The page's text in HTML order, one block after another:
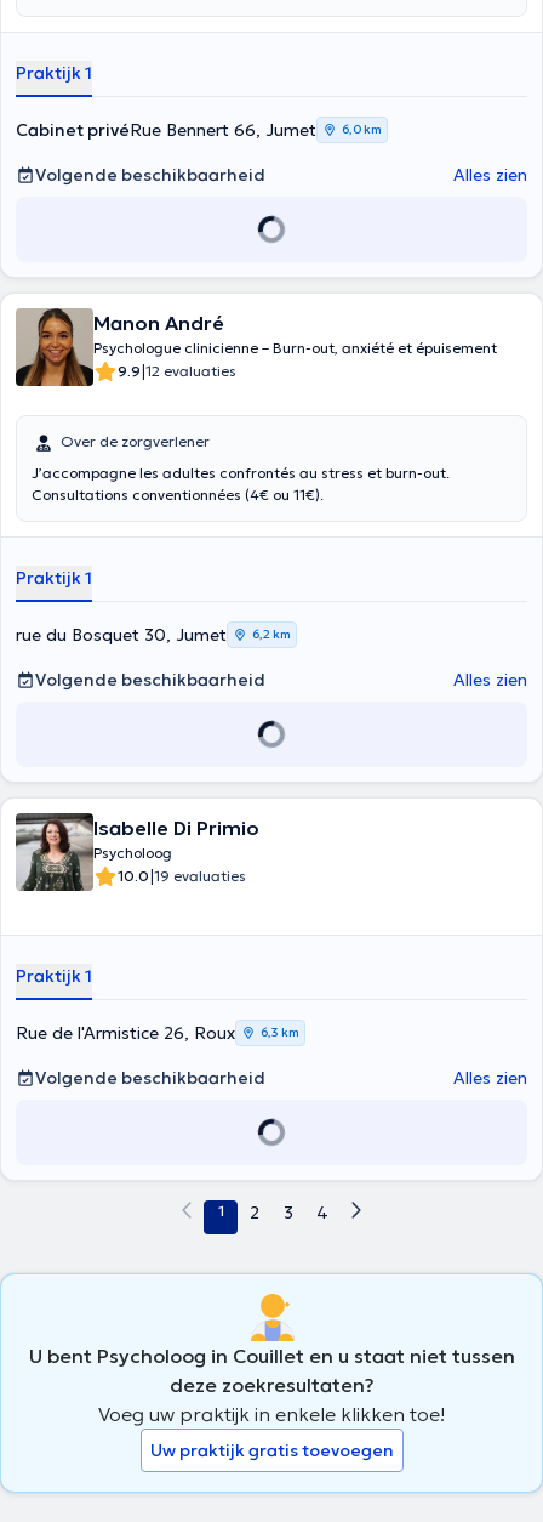
de vie, EMDR & accompagnement bienveillant.
Praktijk 1
Cabinet privéRue Bennert 66, Jumet 6,0 km
Volgende beschikbaarheid Alles zien
Manon André
Psychologue clinicienne – Burn-out, anxiété et épuisement
9.9|12 evaluaties
Over de zorgverlener
J’accompagne les adultes confrontés au stress et burn-out.
Consultations conventionnées (4€ ou 11€).
Praktijk 1
rue du Bosquet 30, Jumet 6,2 km
Volgende beschikbaarheid Alles zien
Isabelle Di Primio
Psycholoog
10.0|19 evaluaties
Praktijk 1
Rue de l'Armistice 26, Roux 6,3 km
Volgende beschikbaarheid Alles zien
1 2 3 4
U bent Psycholoog in Couillet en u staat niet tussen
deze zoekresultaten?
Voeg uw praktijk in enkele klikken toe!
Uw praktijk gratis toevoegen